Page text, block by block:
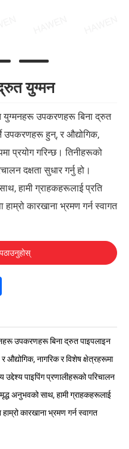
युग्मन
युग्मनहरू उपकरणहरू बिना द्रुत
उपकरणहरू हुन्, र औद्योगिक,
प्रयोग गरिन्छ। तिनीहरूको
दक्षता सुधार गर्नु हो।
हामी ग्राहकहरूलाई प्रति
कारखाना भ्रमण गर्न स्वागत
उपकरणहरू बिना द्रुत पाइपलाइन
नागरिक र विशेष क्षेत्रहरूमा
पाइपिंग प्रणालीहरूको परिचालन
अनुभवको साथ, हामी ग्राहकहरूलाई
कारखाना भ्रमण गर्न स्वागत